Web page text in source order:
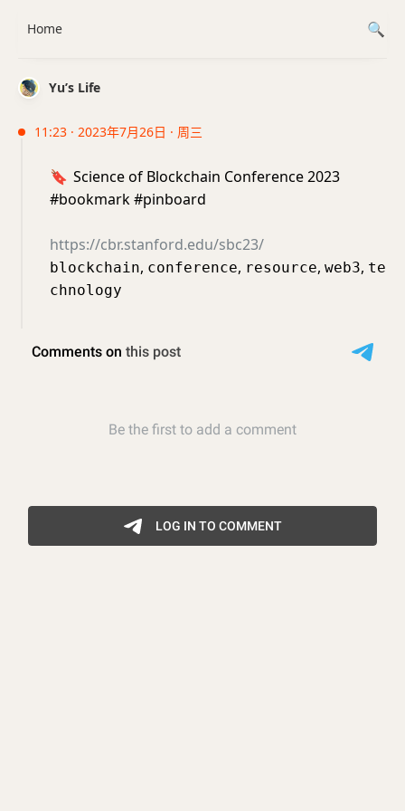
Yu’s Life
11:23 · 2023年7月26日 · 周三
🔖 Science of Blockchain Conference 2023
#bookmark #pinboard
https://cbr.stanford.edu/sbc23/
blockchain, conference, resource, web3, te
chnology
Home